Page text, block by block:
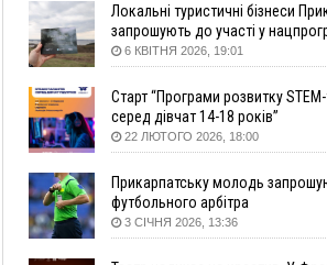
13:13
У четвер на Прикарпатті очікується
спека до 39°
13:00
На Снятинщині спіймали чоловіка,
12:29
У МОЗ змінили підхід до
оновили правила роботи стаціонарів
12:07
На межі Прикарпаття і
засипали русло Золотої Липи та
переправу
11:44
У Франківську та Яремче зафіксували
Локальні туристичні бізнеси
запрошують до участі у
«Подорож до себе»
6 КВІТНЯ 2026, 19:01
Старт “Програми розвитку STEM-
серед дівчат 14-18 років”
22 ЛЮТОГО 2026, 18:00
Прикарпатську молодь
футбольного арбітра
3 СІЧНЯ 2026, 13:36